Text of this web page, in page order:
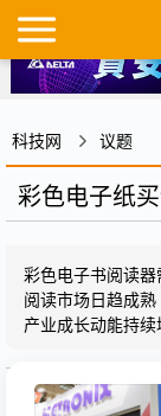
科技网 议题
彩色电子纸
彩色电子书阅读
阅读市场日趋成
产业成长动能持续